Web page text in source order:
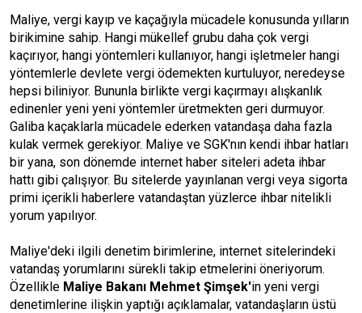
Maliye, vergi kayıp ve kaçağıyla mücadele konusunda yılların
birikimine sahip. Hangi mükellef grubu daha çok vergi
kaçırıyor, hangi yöntemleri kullanıyor, hangi işletmeler hangi
yöntemlerle devlete vergi ödemekten kurtuluyor, neredeyse
hepsi biliniyor. Bununla birlikte vergi kaçırmayı alışkanlık
edinenler yeni yeni yöntemler üretmekten geri durmuyor.
Galiba kaçaklarla mücadele ederken vatandaşa daha fazla
kulak vermek gerekiyor. Maliye ve SGK'nın kendi ihbar hatları
bir yana, son dönemde internet haber siteleri adeta ihbar
hattı gibi çalışıyor. Bu sitelerde yayınlanan vergi veya sigorta
primi içerikli haberlere vatandaştan yüzlerce ihbar nitelikli
yorum yapılıyor.
Maliye'deki ilgili denetim birimlerine, internet sitelerindeki
vatandaş yorumlarını sürekli takip etmelerini öneriyorum.
Özellikle Maliye Bakanı Mehmet Şimşek'in yeni vergi
denetimlerine ilişkin yaptığı açıklamalar, vatandaşların üstü